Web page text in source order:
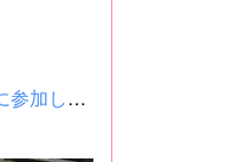
入試に関
難関大合格セミナーに参加しました